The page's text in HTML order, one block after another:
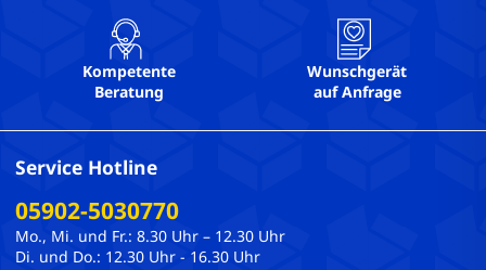
Kompetente
Beratung
Wunschgerät
auf Anfrage
Service Hotline
05902-5030770
Mo., Mi. und Fr.: 8.30 Uhr – 12.30 Uhr
Di. und Do.: 12.30 Uhr - 16.30 Uhr